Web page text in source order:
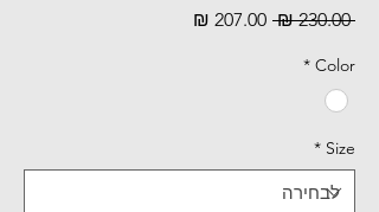
‏230.00 ‏₪
מחיר
Color
*
Size
*